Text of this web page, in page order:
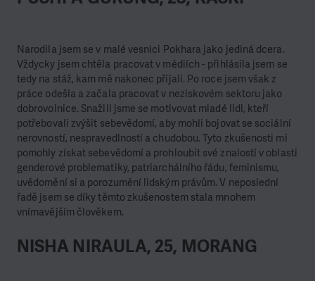
Narodila jsem se v malé vesnici Pokhara jako jediná dcera.
Vždycky jsem chtěla pracovat v médiích - přihlásila jsem se
tedy na stáž, kam mě nakonec přijali. Po roce jsem však z
práce odešla a začala pracovat v neziskovém sektoru jako
dobrovolnice. Snažili jsme se motivovat mladé lidi, kteří
potřebovali zvýšit sebevědomí, aby mohli bojovat se sociální
nerovností, nespravedlností a chudobou. Tyto zkušenosti mi
pomohly získat sebevědomí a prohloubit své znalosti v oblasti
genderové problematiky, patriarchálního řádu, feminismu,
uvědomění si a porozumění lidským právům. V neposlední
řadě jsem se díky těmto zkušenostem stala mnohem
vnímavějším člověkem.
NISHA NIRAULA, 25, MORANG